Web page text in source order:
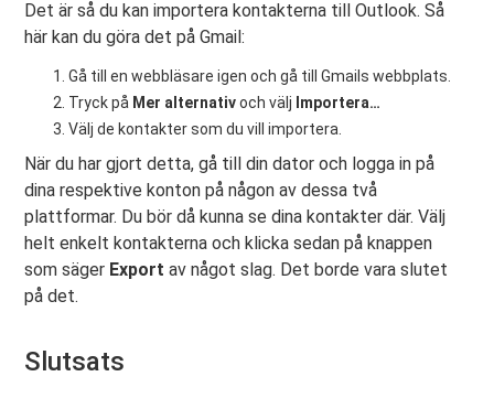
Det är så du kan importera kontakterna till Outlook. Så
här kan du göra det på Gmail:
Gå till en webbläsare igen och gå till Gmails webbplats.
Tryck på Mer alternativoch välj Importera…
Välj de kontakter som du vill importera.
När du har gjort detta, gå till din dator och logga in på
dina respektive konton på någon av dessa två
plattformar. Du bör då kunna se dina kontakter där. Välj
helt enkelt kontakterna och klicka sedan på knappen
som säger Exportav något slag. Det borde vara slutet
på det.
Slutsats